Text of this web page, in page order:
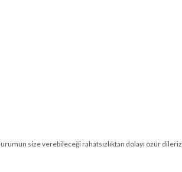
size verebileceği rahatsızlıktan dolayı özür dileriz.